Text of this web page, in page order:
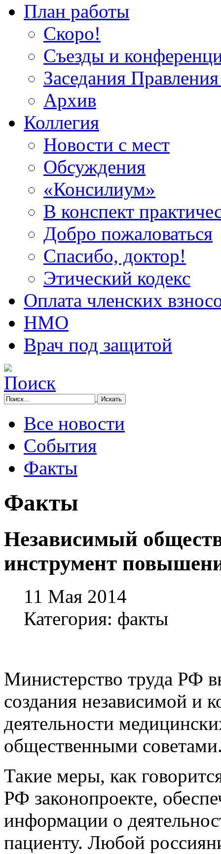
План работы
Скоро!
Съезды и
Заседания
Архив
Коллегия
Новости с мест
Обсуждения
«Консилиум»
В конспект
Добро пожаловаться
Спасибо, доктор!
Этический кодекс
Оплата членских
НМО
Врач под защитой
Все новости
События
Факты
Факты
Независимый
инструмент
11 Мая 2014
Категория: факты
Министерство труда РФ
создания независимой и
деятельности
общественными
Такие меры, как
РФ законопроекте,
информации о
пациенту. Любой